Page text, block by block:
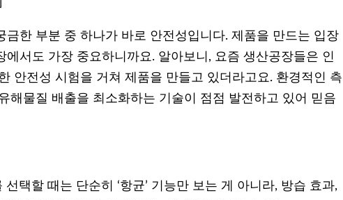
금한 부분 중 하나가 바로 안전성입니다. 제품을 만드는 입장
에서도 가장 중요하니까요. 알아보니, 요즘 생산공장들은 인
안전성 시험을 거쳐 제품을 만들고 있더라고요. 환경적인 측
해물질 배출을 최소화하는 기술이 점점 발전하고 있어 믿음
택할 때는 단순히 ‘항균’ 기능만 보는 게 아니라, 방습 효과,